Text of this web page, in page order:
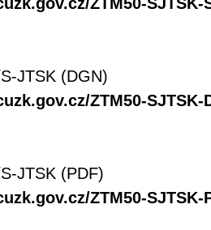
JTSK (DGN)
ZTM50-SJTSK-
JTSK (PDF)
ZTM50-SJTSK-